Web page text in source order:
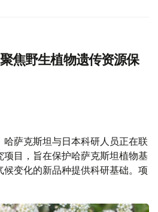
焦野生植物遗传资源保
哈萨克斯坦与日本科研人员正在联
目，旨在保护哈萨克斯坦植物基
变化的新品种提供科研基础。项